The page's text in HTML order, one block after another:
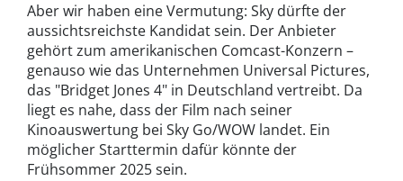
Aber wir haben eine Vermutung: Sky dürfte der
aussichtsreichste Kandidat sein. Der Anbieter
gehört zum amerikanischen Comcast-Konzern –
genauso wie das Unternehmen Universal Pictures,
das "Bridget Jones 4" in Deutschland vertreibt. Da
liegt es nahe, dass der Film nach seiner
Kinoauswertung bei Sky Go/WOW landet. Ein
möglicher Starttermin dafür könnte der
Frühsommer 2025 sein.